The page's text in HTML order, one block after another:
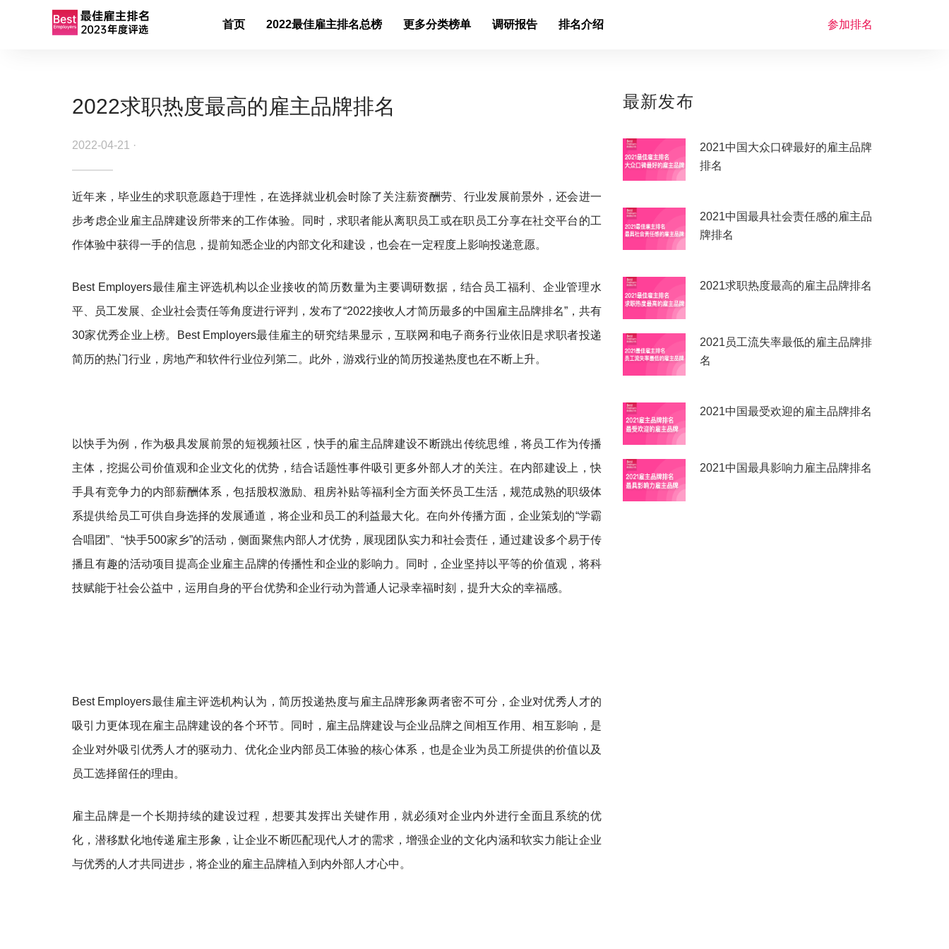
首页 2022最佳雇主排名总榜 更多分类榜单 调研报告 排名介绍 参加排名
2022求职热度最高的雇主品牌排名
2022-04-21 ·
近年来，毕业生的求职意愿趋于理性，在选择就业机会时除了关注薪资酬劳、行业发展前景外，还会进一
步考虑企业雇主品牌建设所带来的工作体验。同时，求职者能从离职员工或在职员工分享在社交平台的工
作体验中获得一手的信息，提前知悉企业的内部文化和建设，也会在一定程度上影响投递意愿。
Best Employers最佳雇主评选机构以企业接收的简历数量为主要调研数据，结合员工福利、企业管理水
平、员工发展、 企业社会责任等角度进行评判，发布了“2022接收人才简历最多的中国雇主品牌排名”，共有
30家优秀企业上榜。Best Employers最佳雇主的研究结果显示，互联网和电子商务行业依旧是求职者投递
简历的热门行业，房地产和软件行业位列第二。此外，游戏行业的简历投递热度也在不断上升。
以快手为例，作为极具发展前景的短视频社区，快手的雇主品牌建设不断跳出传统思维，将员工作为传播
主体，挖掘公司价值观和企业文化的优势，结合话题性事件吸引更多外部人才的关注。在内部建设上，快
手具有竞争力的内部薪酬体系，包括股权激励、租房补贴等福利全方面关怀员工生活，规范成熟的职级体
系提供给员工可供自身选择的发展通道，将企业和员工的利益最大化。在向外传播方面，企业策划的“学霸
合唱团”、“快手500家乡”的活动，侧面聚焦内部人才优势，展现团队实力和社会责任，通过建设多个易于传
播且有趣的活动项目提高企业雇主品牌的传播性和企业的影响力。同时，企业坚持以平等的价值观，将科
技赋能于社会公益中，运用自身的平台优势和企业行动为普通人记录幸福时刻，提升大众的幸福感。
Best Employers最佳雇主评选机构认为，简历投递热度与雇主品牌形象两者密不可分，企业对优秀人才的
吸引力更体现在雇主品牌建设的各个环节。同时，雇主品牌建设与企业品牌之间相互作用、相互影响，是
企业对外吸引优秀人才的驱动力、优化企业内部员工体验的核心体系，也是企业为员工所提供的价值以及
员工选择留任的理由。
雇主品牌是一个长期持续的建设过程，想要其发挥出关键作用，就必须对企业内外进行全面且系统的优
化，潜移默化地传递雇主形象，让企业不断匹配现代人才的需求，增强企业的文化内涵和软实力能让企业
与优秀的人才共同进步，将企业的雇主品牌植入到内外部人才心中。
最新发布
2021中国大众口碑最好的雇主品牌
排名
2021中国最具社会责任感的雇主品
牌排名
2021求职热度最高的雇主品牌排名
2021员工流失率最低的雇主品牌排
名
2021中国最受欢迎的雇主品牌排名
2021中国最具影响力雇主品牌排名